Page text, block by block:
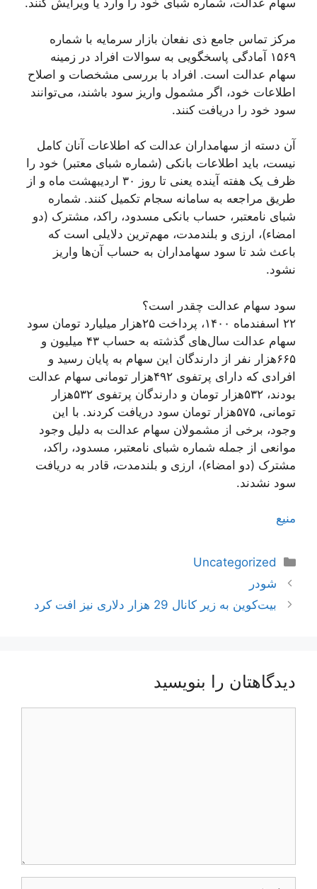
سهام عدالت، شماره شبای خود را وارد یا ویرایش کنند.
مرکز تماس جامع ذی نفعان بازار سرمایه با شماره
۱۵۶۹ آمادگی پاسخگویی به سوالات افراد در زمینه
سهام عدالت است. افراد با بررسی مشخصات و اصلاح
اطلاعات خود، اگر مشمول واریز سود باشند، می‌توانند
سود خود را دریافت کنند.
آن دسته از سهامداران عدالت که اطلاعات آنان کامل
نیست، باید اطلاعات بانکی (شماره شبای معتبر) خود را
ظرف یک هفته آینده یعنی تا روز ۳۰ اردیبهشت ماه و از
طریق مراجعه به سامانه سجام تکمیل کنند. شماره
شبای نامعتبر، حساب بانکی مسدود، راکد، مشترک (دو
امضاء)، ارزی و بلندمدت، مهم‌ترین دلایلی است که
باعث شد تا سود سهامداران به حساب آن‌ها واریز
نشود.
سود سهام عدالت چقدر است؟
۲۲ اسفندماه ۱۴۰۰، پرداخت ۲۵هزار میلیارد تومان سود
سهام عدالت سال‌های گذشته به حساب ۴۳ میلیون و
۶۶۵هزار نفر از دارندگان این سهام به پایان رسید و
افرادی که دارای پرتفوی ۴۹۲هزار تومانی سهام عدالت
بودند، ۵٣٢هزار تومان و دارندگان پرتفوی ۵٣٢هزار
تومانی، ۵٧۵هزار تومان سود دریافت کردند. با این
وجود، برخی از مشمولان سهام عدالت به دلیل وجود
موانعی از جمله شماره شبای نامعتبر، مسدود، راکد،
مشترک (دو امضاء)، ارزی و بلندمدت، قادر به دریافت
سود نشدند.
منیع
دسته‌ها
Uncategorized
ناوبری
نوشته‌ها
شودر
بیت‌کوین به زیر کانال 29 هزار دلاری نیز افت کرد
دیدگاهتان را بنویسید